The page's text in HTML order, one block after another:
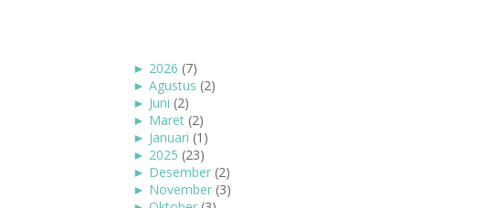
► 2026 (7)
► Agustus (2)
► Juni (2)
► Maret (2)
► Januari (1)
► 2025 (23)
► Desember (2)
► November (3)